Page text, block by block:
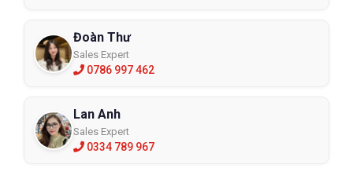
Đoàn Thư
Sales Expert
0786 997 462
Lan Anh
Sales Expert
0334 789 967